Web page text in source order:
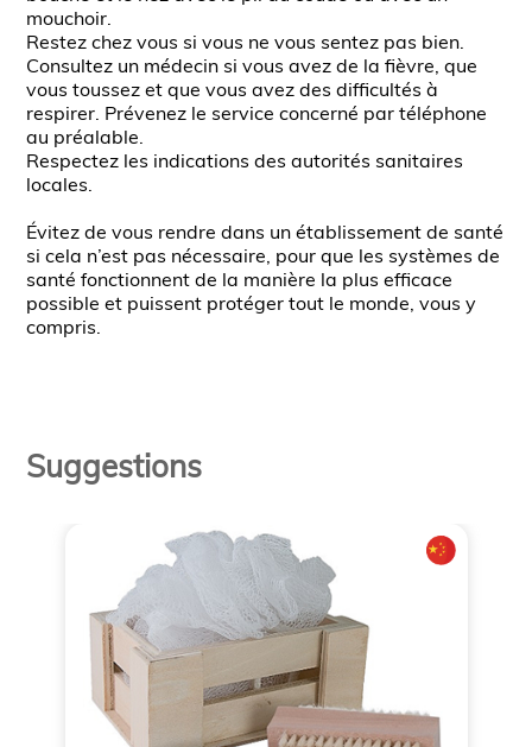
‎mouchoir. ‎ ‎
Restez chez vous si vous ne vous sentez pas ‎bien. ‎ ‎
Consultez un médecin si vous avez de la fièvre, ‎que
vous toussez et que vous avez des difficultés à
‎respirer. Prévenez le service concerné par ‎téléphone
au préalable. ‎ ‎
Respectez les indications des autorités sanitaires
‎locales. ‎ ‎‎ ‎
Évitez de vous rendre dans un établissement de ‎santé
si cela n’est pas nécessaire, pour que les ‎systèmes de
santé fonctionnent de la manière la ‎plus efficace
possible et puissent protéger tout le ‎monde, vous y
compris. ‎
Suggestions